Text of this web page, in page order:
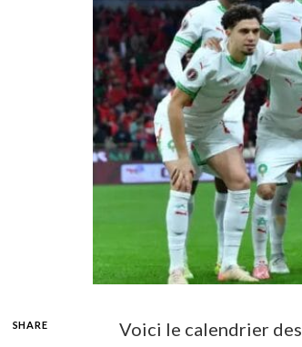
SHARE
Voici le calendrier